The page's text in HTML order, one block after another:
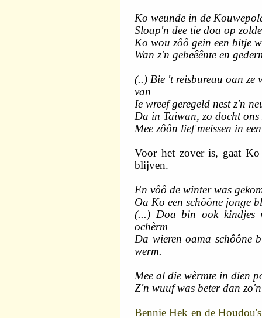
Ko weunde in de
Sloap'n dee tie doa op
Ko wou zôô gein een bitje
Wan z'n gebeêênte en
(..) Bie 't reisbureau oan ze
van
Ie wreef geregeld nest z'n
Da in Taiwan, zo docht
Mee zôôn lief meissen in
Voor het zover is, gaat
blijven.
En vôô de winter was
Oa Ko een schôône jonge
(...) Doa bin ook kindjes
ochèrm
Da wieren oama schôône
werm.
Mee al die wèrmte in dien
Z'n wuuf was beter dan
Bennie Hek en de Houdou's